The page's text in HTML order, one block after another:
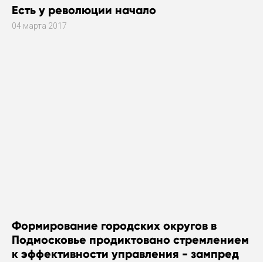
Есть у революции начало
04 марта 2017
Формирование городских округов в
Подмосковье продиктовано стремлением
к эффективности управления - зампред